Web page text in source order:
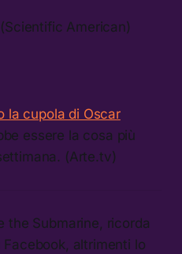
American)
la cupola di Oscar
essere la cosa più
(Arte.tv)
the Submarine, ricorda
altrimenti lo